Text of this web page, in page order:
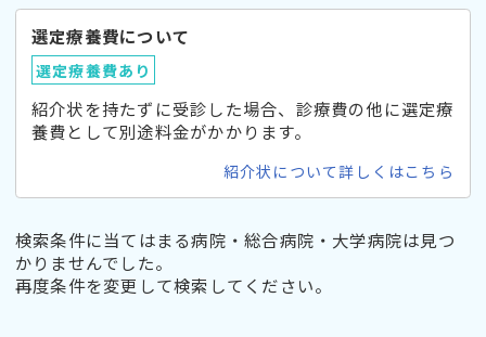
選定療養費について
選定療養費あり
紹介状を持たずに受診した場合、診療費の他に選定療
養費として別途料金がかかります。
紹介状について詳しくはこちら
検索条件に当てはまる病院・総合病院・大学病院は見つ
かりませんでした。
再度条件を変更して検索してください。